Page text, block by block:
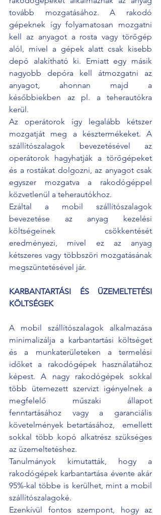
tovább mozgatásához. A rakodó
gépeknek így folyamatosan mozgatni
kell az anyagot a rosta vagy törőgép
alól, mivel a gépek alatt csak kisebb
depó alakítható ki. Emiatt egy másik
nagyobb depóra kell átmozgatni az
anyagot, ahonnan majd a
későbbiekben az pl. a teherautókra
kerül.
Az operátorok így legalább kétszer
mozgatját meg a késztermékeket. A
szállítószalagok bevezetésével az
operátorok hagyhatják a törőgépeket
és a rostákat dolgozni, az anyagot csak
egyszer mozgatva a rakodógéppel
közvetlenül a teherautókhoz.
Ezáltal a mobil szállítószalagok
bevezetése az anyag kezelési
költségeinek csökkentését
eredményezi, mivel ez az anyag
kétszeres vagy többszöri mozgatásának
megszüntetésével jár.
KARBANTARTÁSI ÉS ÜZEMELTETÉSI
KÖLTSÉGEK
A mobil szállítószalagok alkalmazása
minimalizálja a karbantartási költséget
és a munkaterületeken a termelési
időket a rakodógépek használatához
képest. A nagy rakodógépek sokkal
több ütemezett szervizt igényelnek a
megfelelő műszaki állapot
fenntartásához vagy a garanciális
követelmények betartásához,  emellett
sokkal több kopó alkatrész szükséges
az üzemeltetéshez.
Tanulmányok kimutatták, hogy a
rakodógépek karbantartása évente akár
95%-kal többe is kerülhet, mint a mobil
szállítószalagoké.
Ezenkívül fontos szempont, hogy az